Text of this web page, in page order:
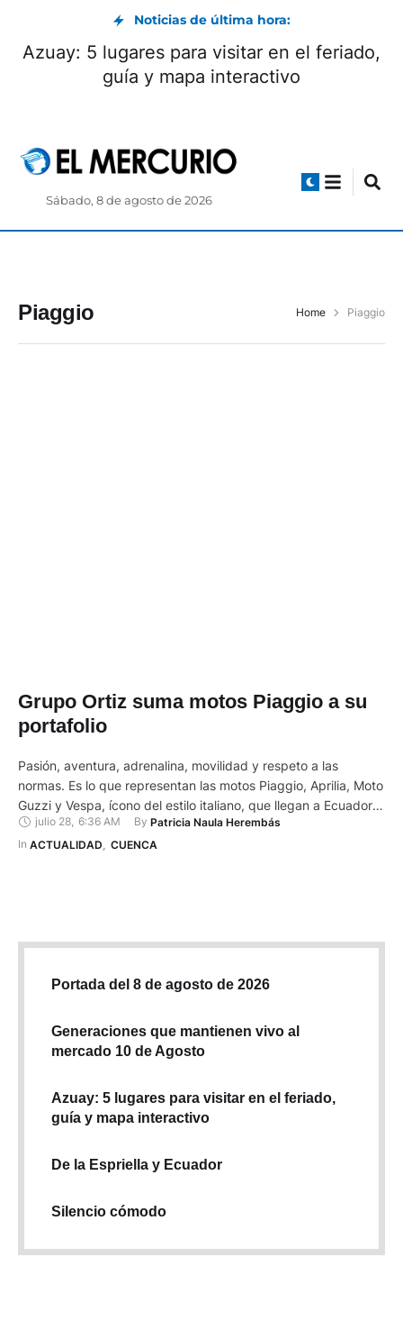
Noticias de última hora:
Azuay: 5 lugares para visitar en el feriado,
guía y mapa interactivo
Sábado, 8 de agosto de 2026
Piaggio Home Piaggio
Grupo Ortiz suma motos Piaggio a su
portafolio
Pasión, aventura, adrenalina, movilidad y respeto a las
normas. Es lo que representan las motos Piaggio, Aprilia, Moto
Guzzi y Vespa, ícono del estilo italiano, que llegan a Ecuador
de la mano del Grupo Ortiz con la meta de revolucionar la
industria del motociclismo en el país, dinamizar la economía,
julio 28, 6:36 AM By Patricia Naula Herembás
In ACTUALIDAD CUENCA
Portada del 8 de agosto de 2026
Generaciones que mantienen vivo al
mercado 10 de Agosto
Azuay: 5 lugares para visitar en el feriado,
guía y mapa interactivo
De la Espriella y Ecuador
Silencio cómodo